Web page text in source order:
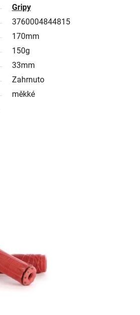
Gripy
3760004844815
170mm
150g
33mm
Zahrnuto
měkké